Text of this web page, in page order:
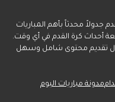
محدثاً بأهم المباريات
أحداث كرة القدم في أي وقت.
تقديم محتوى شامل وسهل
مدونة مباريات اليوم